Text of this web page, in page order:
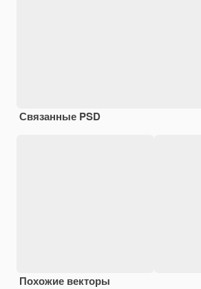
Связанные PSD
Похожие векторы